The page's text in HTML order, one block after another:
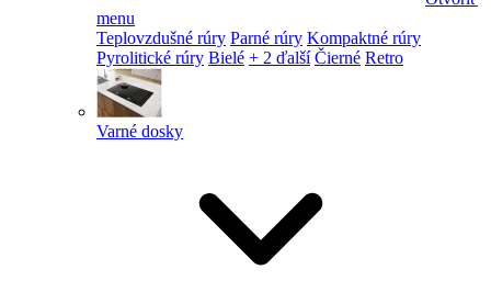
menu
Teplovzdušné rúry Parné rúry Kompaktné rúry
Pyrolitické rúry Bielé + 2 ďalší Čierné Retro
Varné dosky